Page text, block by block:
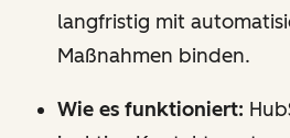
langfristig mit
Maßnahmen binden.
Wie es funktioniert: